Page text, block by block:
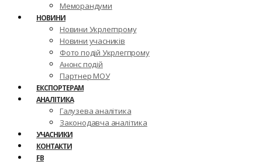
Меморандуми
НОВИНИ
Новини Укрлегпрому
Новини учасників
Фото подій Укрлегпрому
Анонс подій
Партнер МОУ
ЕКСПОРТЕРАМ
АНАЛІТИКА
Галузева аналітика
Законодавча аналітика
УЧАСНИКИ
КОНТАКТИ
FB